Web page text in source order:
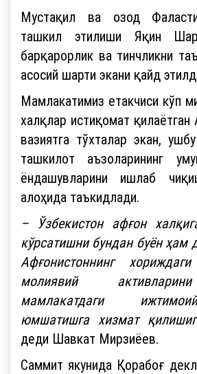
Мустақил ва озод
ташкил этилиши Яқин
барқарорлик ва тинчликни
асосий шарти экани қайд
Мамлакатимиз етакчиси кўп
халқлар истиқомат қилаётган
вазиятга тўхталар экан,
ташкилот аъзоларининг
ёндашувларини ишлаб
алоҳида таъкидлади.
– Ўзбекистон афғон
кўрсатишни бундан буён ҳам
Афғонистоннинг хориждаги
молиявий
мамлакатдаги
юмшатишга хизмат
деди Шавкат Мирзиёев.
Саммит якунида Қорабоғ